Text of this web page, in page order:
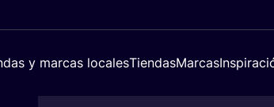
y marcas localesTiendasMarcas